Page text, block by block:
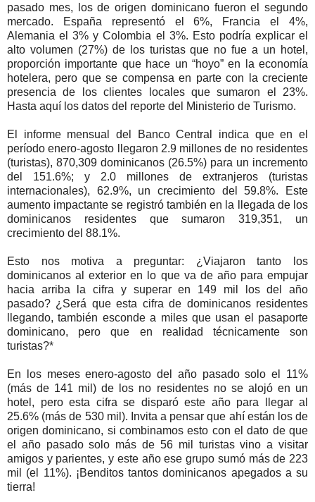
pasado mes, los de origen dominicano fueron el segundo
mercado. España representó el 6%, Francia el 4%,
Alemania el 3% y Colombia el 3%. Esto podría explicar el
alto volumen (27%) de los turistas que no fue a un hotel,
proporción importante que hace un “hoyo” en la economía
hotelera, pero que se compensa en parte con la creciente
presencia de los clientes locales que sumaron el 23%.
Hasta aquí los datos del reporte del Ministerio de Turismo.
El informe mensual del Banco Central indica que en el
período enero-agosto llegaron 2.9 millones de no residentes
(turistas), 870,309 dominicanos (26.5%) para un incremento
del 151.6%; y 2.0 millones de extranjeros (turistas
internacionales), 62.9%, un crecimiento del 59.8%. Este
aumento impactante se registró también en la llegada de los
dominicanos residentes que sumaron 319,351, un
crecimiento del 88.1%.
Esto nos motiva a preguntar: ¿Viajaron tanto los
dominicanos al exterior en lo que va de año para empujar
hacia arriba la cifra y superar en 149 mil los del año
pasado? ¿Será que esta cifra de dominicanos residentes
llegando, también esconde a miles que usan el pasaporte
dominicano, pero que en realidad técnicamente son
turistas?*
En los meses enero-agosto del año pasado solo el 11%
(más de 141 mil) de los no residentes no se alojó en un
hotel, pero esta cifra se disparó este año para llegar al
25.6% (más de 530 mil). Invita a pensar que ahí están los de
origen dominicano, si combinamos esto con el dato de que
el año pasado solo más de 56 mil turistas vino a visitar
amigos y parientes, y este año ese grupo sumó más de 223
mil (el 11%). ¡Benditos tantos dominicanos apegados a su
tierra!